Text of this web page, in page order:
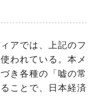
アでは、上記のフ
われている。本メ
き各種の「嘘の常
ことで、日本経済